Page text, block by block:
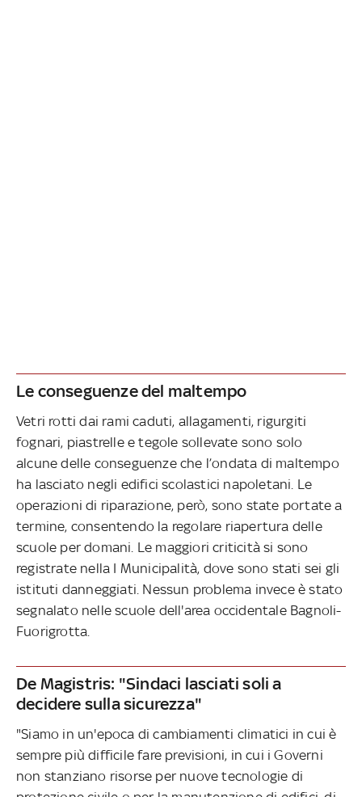
Le conseguenze del maltempo
Vetri rotti dai rami caduti, allagamenti, rigurgiti
fognari, piastrelle e tegole sollevate sono solo
alcune delle conseguenze che l’ondata di maltempo
ha lasciato negli edifici scolastici napoletani. Le
operazioni di riparazione, però, sono state portate a
termine, consentendo la regolare riapertura delle
scuole per domani. Le maggiori criticità si sono
registrate nella I Municipalità, dove sono stati sei gli
istituti danneggiati. Nessun problema invece è stato
segnalato nelle scuole dell'area occidentale Bagnoli-
Fuorigrotta.
De Magistris: "Sindaci lasciati soli a
decidere sulla sicurezza"
"Siamo in un'epoca di cambiamenti climatici in cui è
sempre più difficile fare previsioni, in cui i Governi
non stanziano risorse per nuove tecnologie di